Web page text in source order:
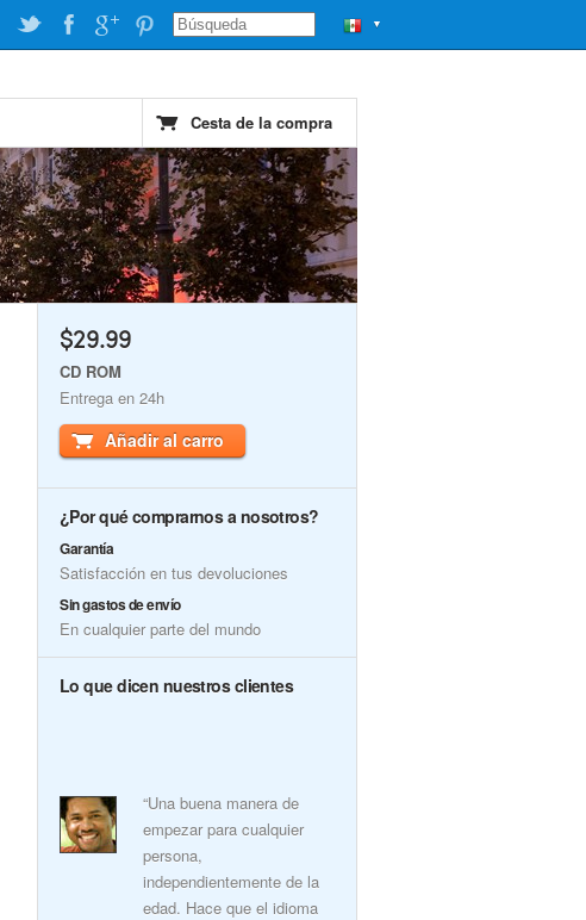
▼
Cesta de la compra
$29.99
CD ROM
Entrega en 24h
Añadir al carro
¿Por qué comprarnos a nosotros?
Garantía
Satisfacción en tus devoluciones
Sin gastos de envío
En cualquier parte del mundo
Lo que dicen nuestros clientes
“Una buena manera de
empezar para cualquier
persona,
independientemente de la
edad. Hace que el idioma